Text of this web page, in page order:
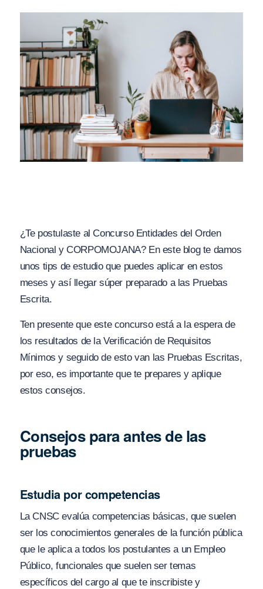
¿Te postulaste al Concurso Entidades del Orden
Nacional y CORPOMOJANA? En este blog te damos
unos tips de estudio que puedes aplicar en estos
meses y así llegar súper preparado a las Pruebas
Escrita.
Ten presente que este concurso está a la espera de
los resultados de la Verificación de Requisitos
Mínimos y seguido de esto van las Pruebas Escritas,
por eso, es importante que te prepares y aplique
estos consejos.
Consejos para antes de las
pruebas
Estudia por competencias
La CNSC evalúa competencias básicas, que suelen
ser los conocimientos generales de la función pública
que le aplica a todos los postulantes a un Empleo
Público, funcionales que suelen ser temas
específicos del cargo al que te inscribiste y